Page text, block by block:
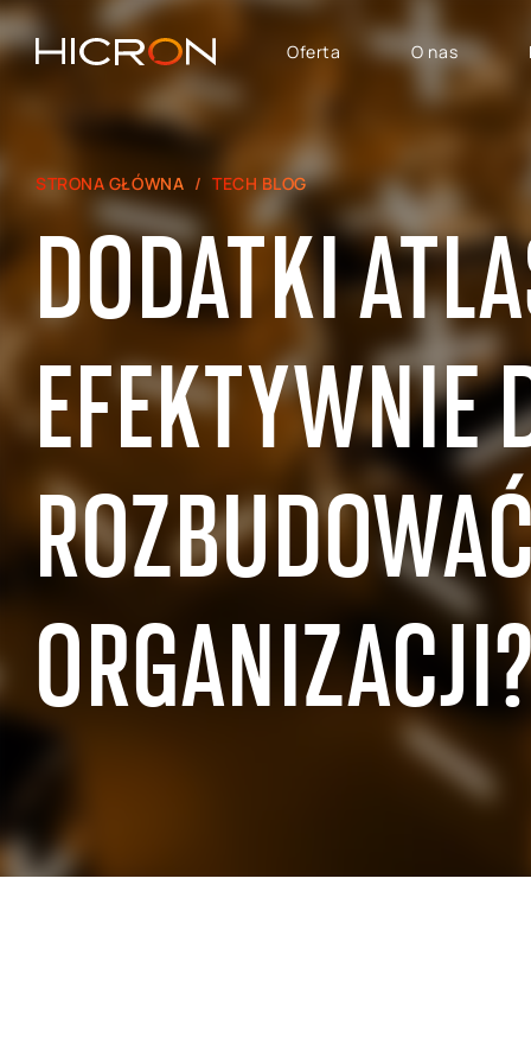
Oferta
System SAP
Konsulting E-commerce
Atlassian
OBSZARY BIZNESU
SAP Automotive
SAP SuccessFactors
SAP - Finanse, Controlling
i Analityka
SAP dla Logistyki i
Produkcji
SAP — Obszar Sprzedaży,
Marketingu i Obsługi
SAP dla sektora publicznego
SAP dla produkcji przemysłowej
SAP dla przemysłu chemicznego
SAP dla
SAP dla
SAP dla
SAP dla
O nas
STRONA GŁÓWNA TECH BLOG
DODATKI
EFEKTYWNIE